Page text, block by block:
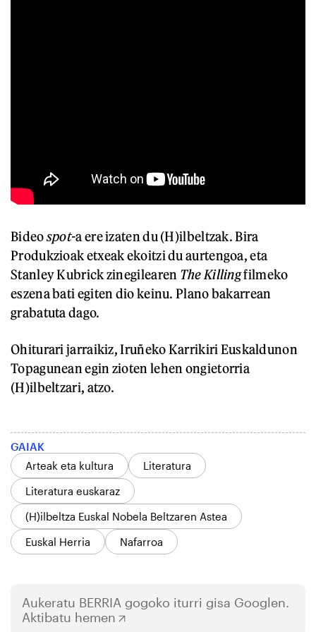
Bideospot-a ere izaten du (H)ilbeltzak. Bira
Produkzioak etxeak ekoitzi du aurtengoa, eta
Stanley Kubrick zinegilearen The Killingfilmeko
eszena bati egiten dio keinu. Plano bakarrean
grabatuta dago.
Ohiturari jarraikiz, Iruñeko Karrikiri Euskaldunon
Topagunean egin zioten lehen ongietorria
(H)ilbeltzari, atzo.
GAIAK
Arteak eta kultura
Literatura
Literatura euskaraz
(H)ilbeltza Euskal Nobela Beltzaren Astea
Euskal Herria
Nafarroa
Aukeratu BERRIA gogoko iturri gisa Googlen.
Aktibatu hemen